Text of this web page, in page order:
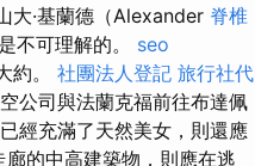
大·基蘭德（Alexander 脊椎
不可理解的。 seo
約。 社團法人登記 旅行社代
公司與法蘭克福前往布達佩
經充滿了天然美女，則還應
的中高建築物，則應在逃